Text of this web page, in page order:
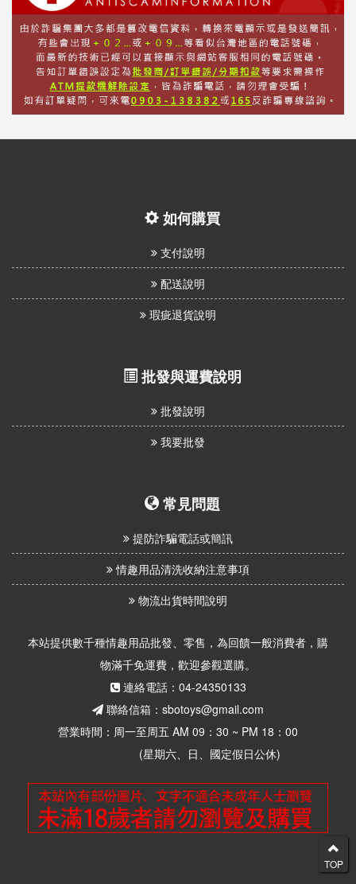
如何購買
支付說明
配送說明
瑕疵退貨說明
批發與運費說明
批發說明
我要批發
常見問題
提防詐騙電話或簡訊
情趣用品清洗收納注意事項
物流出貨時間說明
本站提供數千種情趣用品批發、零售，為回饋一般消費者，購
物滿千免運費，歡迎參觀選購。
連絡電話：04-24350133
聯絡信箱：sbotoys@gmail.com
營業時間：周一至周五 AM 09：30 ~ PM 18：00
(星期六、日、國定假日公休)
TOP